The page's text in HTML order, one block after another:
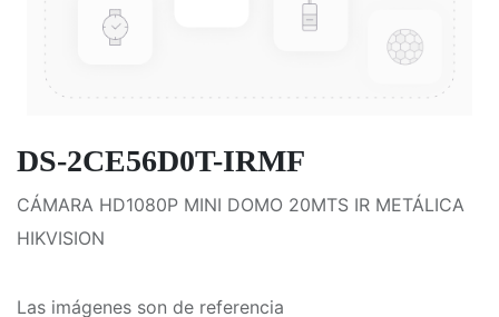
DS-2CE56D0T-IRMF
CÁMARA HD1080P MINI DOMO 20MTS IR METÁLICA
HIKVISION
Las imágenes son de referencia